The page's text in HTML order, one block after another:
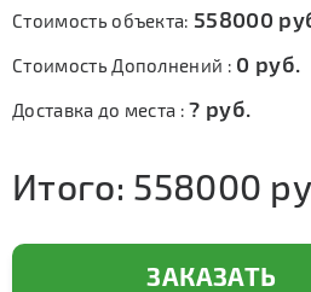
Стоимость объекта: 558000
Стоимость Дополнений : 0 руб.
Доставка до места :? руб.
Итого: 558000
ЗАКАЗАТЬ